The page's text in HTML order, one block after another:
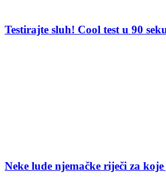
Testirajte sluh! Cool test u 90
Neke lude njemačke riječi za